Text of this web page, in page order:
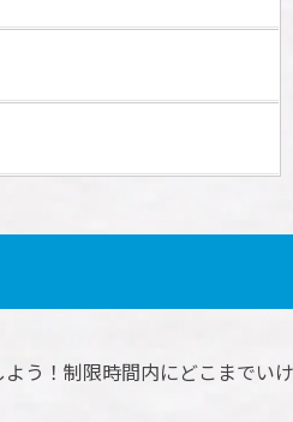
う！制限時間内にどこまでい